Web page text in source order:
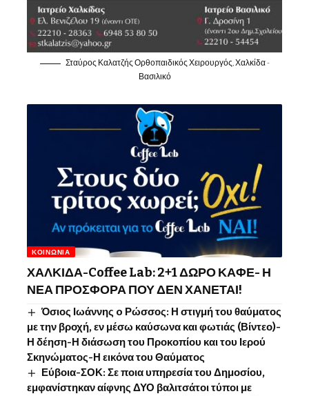
Σταύρος Καλατζής Ορθοπαιδικός Χειρουργός, Χαλκίδα -
Βασιλικό
ΚΟΙΝΩΝΊΑ
ΧΑΛΚΙΔΑ-Coffee Lab: 2+1 ΔΩΡΟ ΚΑΦΕ- Η
ΝΕΑ ΠΡΟΣΦΟΡΑ ΠΟΥ ΔΕΝ ΧΑΝΕΤΑΙ!
Όσιος Ιωάννης o Ρώσσος: Η στιγμή του θαύματος
με την βροχή, εν μέσω καύσωνα και φωτιάς (Βίντεο)-
Η δέηση-Η διάσωση του Προκοπίου και του Ιερού
Σκηνώματος-Η εικόνα του Θαύματος
Εύβοια-ΣΟΚ: Σε ποια υπηρεσία του Δημοσίου,
εμφανίστηκαν αίφνης ΔΥΟ βαλιτσάτοι τύποι με